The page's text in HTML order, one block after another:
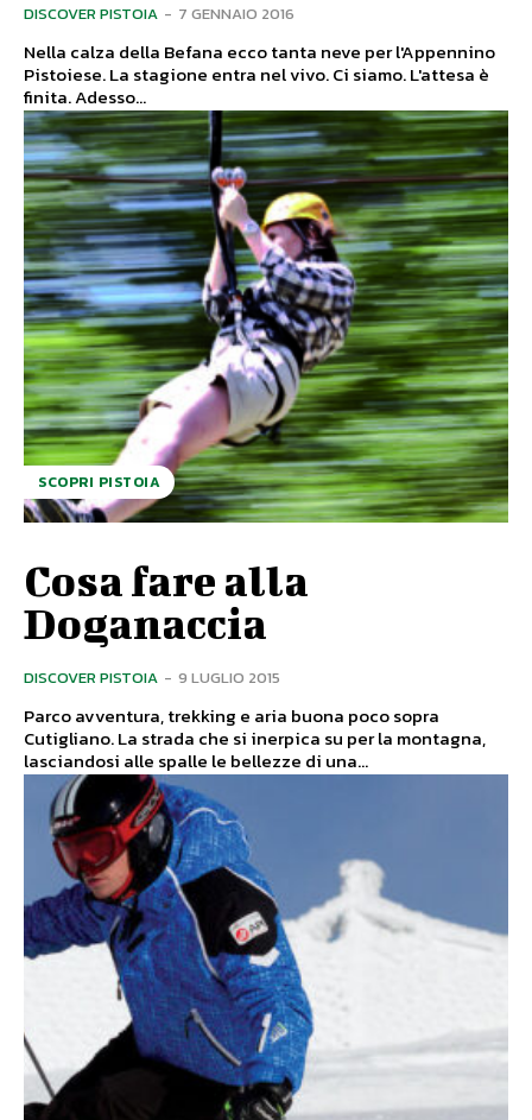
DISCOVER PISTOIA - 7 GENNAIO 2016
Nella calza della Befana ecco tanta neve per l'Appennino
Pistoiese. La stagione entra nel vivo. Ci siamo. L'attesa è
finita. Adesso...
SCOPRI PISTOIA
Cosa fare alla
Doganaccia
DISCOVER PISTOIA - 9 LUGLIO 2015
Parco avventura, trekking e aria buona poco sopra
Cutigliano. La strada che si inerpica su per la montagna,
lasciandosi alle spalle le bellezze di una...